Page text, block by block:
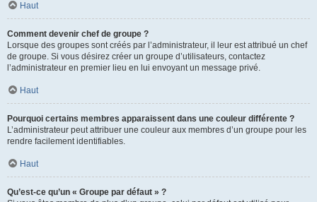
Haut
Comment devenir chef de groupe ?
Lorsque des groupes sont créés par l’administrateur, il leur est attribué un chef
de groupe. Si vous désirez créer un groupe d’utilisateurs, contactez
l’administrateur en premier lieu en lui envoyant un message privé.
Haut
Pourquoi certains membres apparaissent dans une couleur différente ?
L’administrateur peut attribuer une couleur aux membres d’un groupe pour les
rendre facilement identifiables.
Haut
Qu’est-ce qu’un « Groupe par défaut » ?